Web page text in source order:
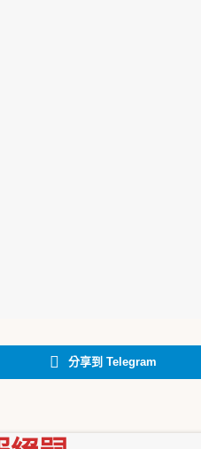
分享到 Telegram